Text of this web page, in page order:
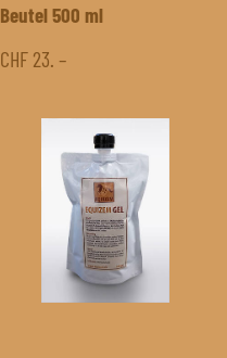
Beutel 500 ml
CHF 23. –